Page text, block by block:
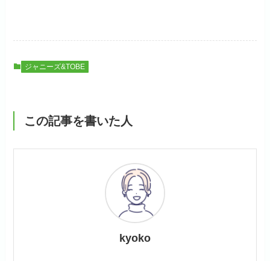
ジャニーズ&TOBE
この記事を書いた人
kyoko